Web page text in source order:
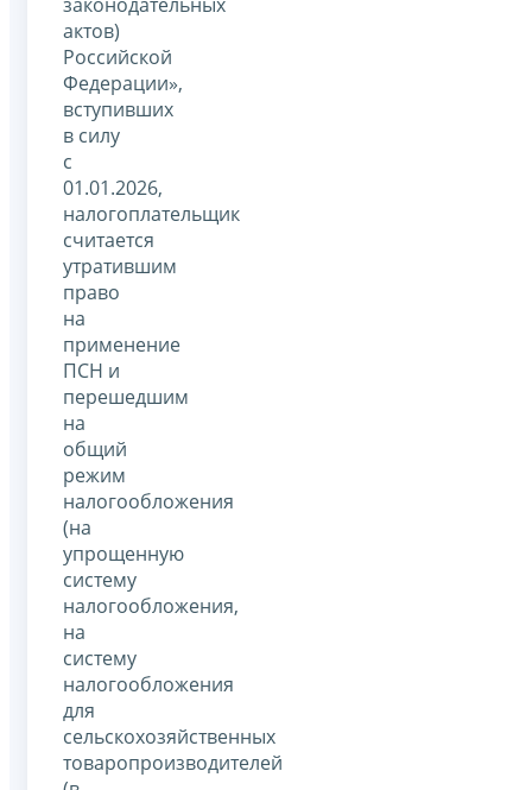
актов)
Российской
Федерации»,
вступивших
в силу
с
01.01.2026,
налогоплательщик
считается
утратившим
право
на
применение
ПСН и
перешедшим
на
общий
режим
налогообложения
(на
упрощенную
систему
налогообложения,
на
систему
налогообложения
для
сельскохозяйственных
товаропроизводителей